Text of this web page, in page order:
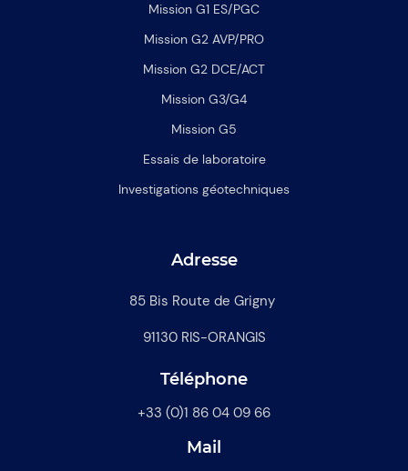
Mission G1 ES/PGC
Mission G2 AVP/PRO
Mission G2 DCE/ACT
Mission G3/G4
Mission G5
Essais de laboratoire
Investigations géotechniques
Adresse
85 Bis Route de Grigny
91130 RIS-ORANGIS
Téléphone
+33 (0)1 86 04 09 66
Mail